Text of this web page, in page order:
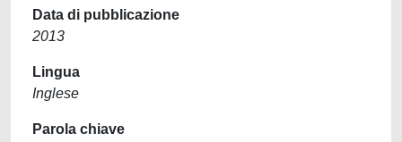
Data di pubblicazione
2013
Lingua
Inglese
Parola chiave